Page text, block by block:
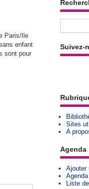
Paris/Ile
enfant
sont pour
Suivez-
Sites
A
Agenda
Ajouter
Liste